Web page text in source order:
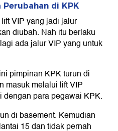
Perubahan di KPK
VIP yang jadi jalur
diubah. Nah itu berlaku
ada jalur VIP yang untuk
pimpinan KPK turun di
masuk melalui lift VIP
para pegawai KPK.
di basement. Kemudian
15 dan tidak pernah